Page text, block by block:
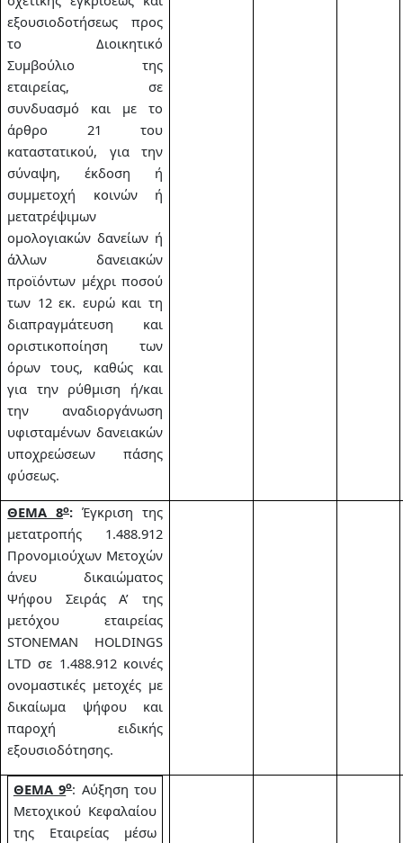
εξουσιοδοτήσεως προς
το Διοικητικό
Συμβούλιο της
εταιρείας, σε
συνδυασμό και με το
άρθρο 21 του
καταστατικού, για την
σύναψη, έκδοση ή
συμμετοχή κοινών ή
μετατρέψιμων
ομολογιακών δανείων ή
άλλων δανειακών
προϊόντων μέχρι ποσού
των 12 εκ. ευρώ και τη
διαπραγμάτευση και
οριστικοποίηση των
όρων τους, καθώς και
για την ρύθμιση ή/και
την αναδιοργάνωση
υφισταμένων δανειακών
υποχρεώσεων πάσης
φύσεως.
ΘΕΜΑ 8ο: Έγκριση της
μετατροπής 1.488.912
Προνομιούχων Μετοχών
άνευ δικαιώματος
Ψήφου Σειράς Α’ της
μετόχου εταιρείας
STONEMAN HOLDINGS
LTD σε 1.488.912 κοινές
ονομαστικές μετοχές με
δικαίωμα ψήφου και
παροχή ειδικής
εξουσιοδότησης.
ΘΕΜΑ 9ο: Αύξηση του
Μετοχικού Κεφαλαίου
της Εταιρείας μέσω